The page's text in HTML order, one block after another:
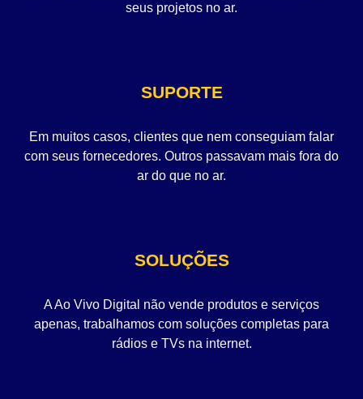
seus projetos no ar.
SUPORTE
Em muitos casos, clientes que nem conseguiam falar
com seus fornecedores. Outros passavam mais fora do
ar do que no ar.
SOLUÇÕES
A Ao Vivo Digital não vende produtos e serviços
apenas, trabalhamos com soluções completas para
rádios e TVs na internet.